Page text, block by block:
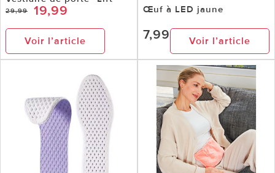
29,99 19,99
Voir l’article
Œuf à LED jaune
7,99 Voir l’article